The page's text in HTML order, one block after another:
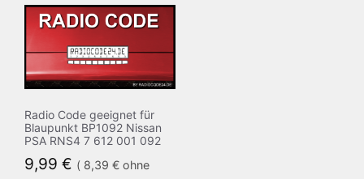
Radio Code geeignet für
Blaupunkt BP1092 Nissan
PSA RNS4 7 612 001 092
9,99 € ( 8,39 € ohne